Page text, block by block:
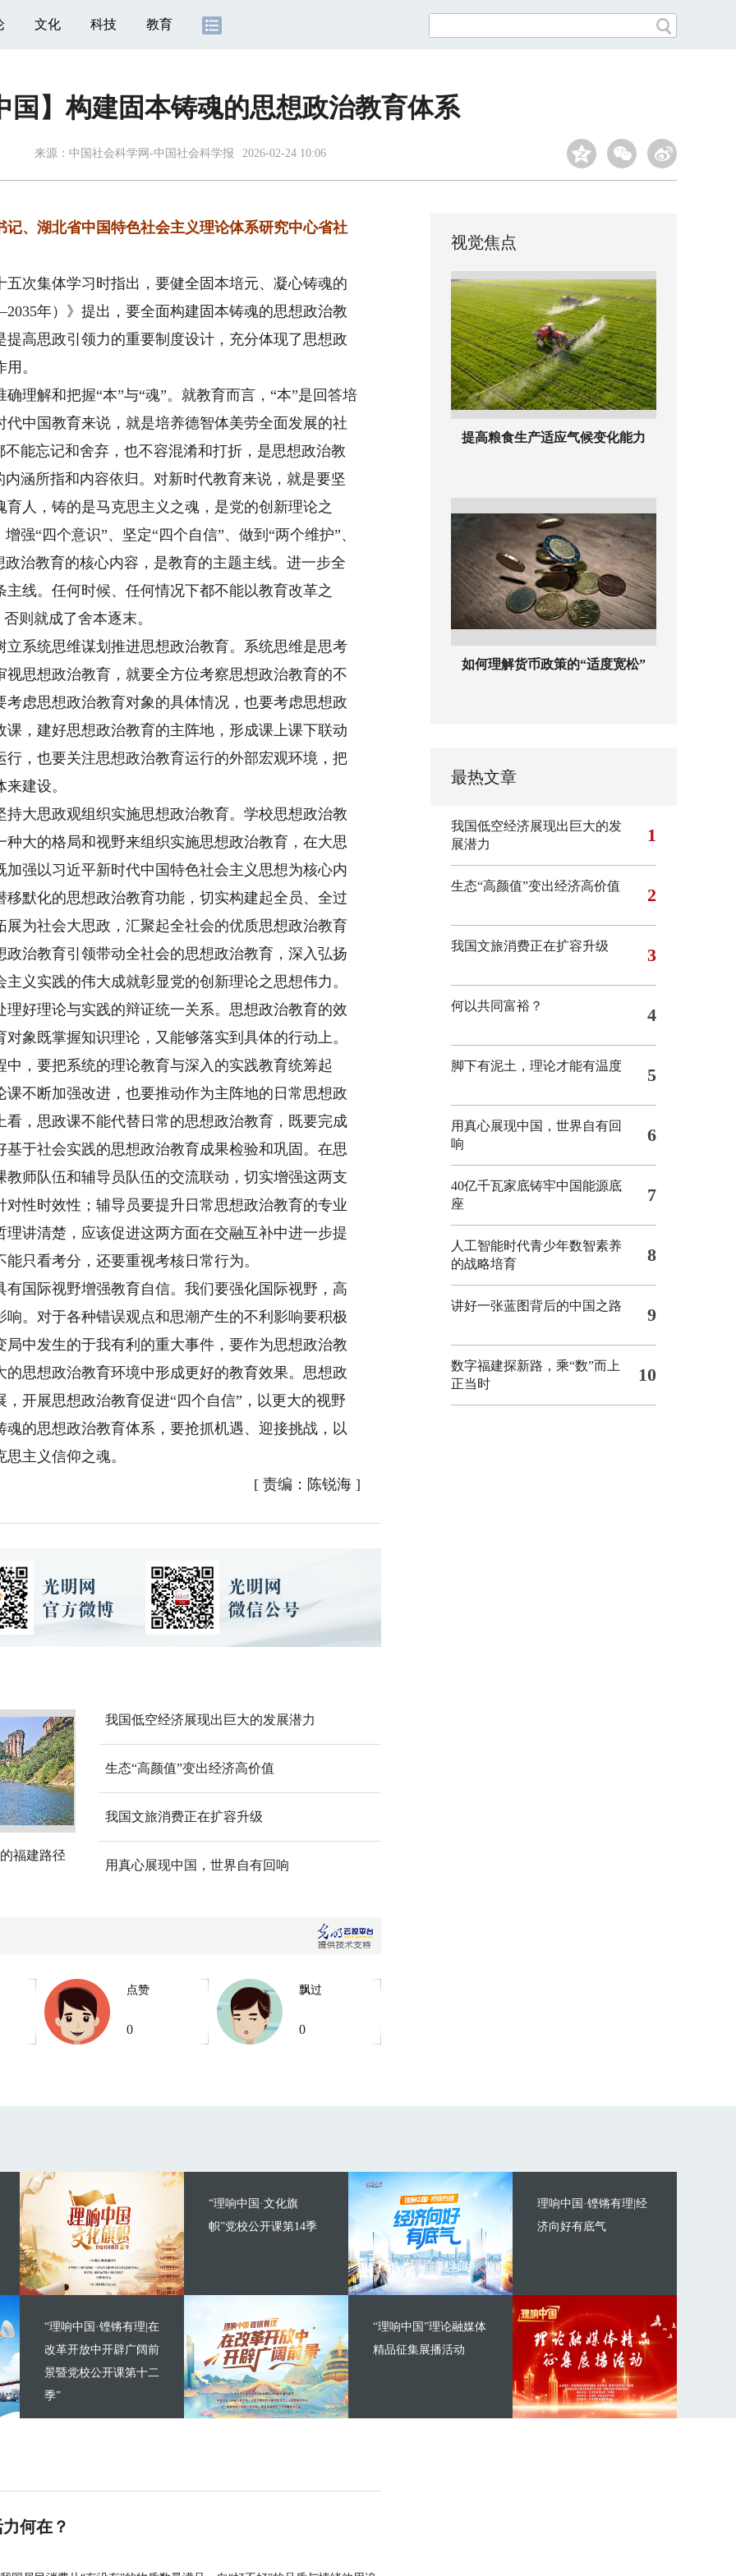
文化 科技 教育
国】构建固本铸魂的思想政治教育体系
来源： 中国社会科学网-中国社会科学报 2026-02-24 10:06
、湖北省中国特色社会主义理论体系研究中心省社
集体学习时指出，要健全固本培元、凝心铸魂的
年）》提出，要全面构建固本铸魂的思想政治教
高思政引领力的重要制度设计，充分体现了思想政
。
解和把握“本”与“魂”。就教育而言，“本”是回答培
中国教育来说，就是培养德智体美劳全面发展的社
能忘记和舍弃，也不容混淆和打折，是思想政治教
涵所指和内容依归。对新时代教育来说，就是要坚
人，铸的是马克思主义之魂，是党的创新理论之
强“四个意识”、坚定“四个自信”、做到“两个维护”、
治教育的核心内容，是教育的主题主线。进一步全
线。任何时候、任何情况下都不能以教育改革之
则就成了舍本逐末。
统思维谋划推进思想政治教育。系统思维是思考
思想政治教育，就要全方位考察思想政治教育的不
虑思想政治教育对象的具体情况，也要考虑思想政
，建好思想政治教育的主阵地，形成课上课下联动
，也要关注思想政治教育运行的外部宏观环境，把
建设。
思政观组织实施思想政治教育。学校思想政治教
大的格局和视野来组织实施思想政治教育，在大思
强以习近平新时代中国特色社会主义思想为核心内
默化的思想政治教育功能，切实构建起全员、全过
为社会大思政，汇聚起全社会的优质思想政治教育
治教育引领带动全社会的思想政治教育，深入弘扬
义实践的伟大成就彰显党的创新理论之思想伟力。
理论与实践的辩证统一关系。思想政治教育的效
象既掌握知识理论，又能够落实到具体的行动上。
，要把系统的理论教育与深入的实践教育统筹起
不断加强改进，也要推动作为主阵地的日常思想政
，思政课不能代替日常的思想政治教育，既要完成
于社会实践的思想政治教育成果检验和巩固。在思
师队伍和辅导员队伍的交流联动，切实增强这两支
性时效性；辅导员要提升日常思想政治教育的专业
讲清楚，应该促进这两方面在交融互补中进一步提
只看考分，还要重视考核日常行为。
际视野增强教育自信。我们要强化国际视野，高
。对于各种错误观点和思潮产生的不利影响要积极
中发生的于我有利的重大事件，要作为思想政治教
思想政治教育环境中形成更好的教育效果。思想政
开展思想政治教育促进“四个自信”，以更大的视野
的思想政治教育体系，要抢抓机遇、迎接挑战，以
主义信仰之魂。
[ 责编：陈锐海 ]
福建路径
我国低空经济展现出巨大的发展潜力
生态“高颜值”变出经济高价值
我国文旅消费正在扩容升级
用真心展现中国，世界自有回响
点赞
0
飘过
0
视觉焦点
提高粮食生产适应气候变化能力
如何理解货币政策的“适度宽松”
最热文章
我国低空经济展现出巨大的发
展潜力
1
生态“高颜值”变出经济高价值 2
我国文旅消费正在扩容升级 3
何以共同富裕？ 4
脚下有泥土，理论才能有温度 5
用真心展现中国，世界自有回
响
6
40亿千瓦家底铸牢中国能源底
座
7
人工智能时代青少年数智素养
的战略培育
8
讲好一张蓝图背后的中国之路 9
数字福建探新路，乘“数”而上
正当时
10
“理响中国·文化旗
帜”党校公开课第14季
“理响中国·铿锵有理|在
改革开放中开辟广阔前
景暨党校公开课第十二
季”
理响中国·铿锵有理|经
济向好有底气
“理响中国”理论融媒体
精品征集展播活动
何在？